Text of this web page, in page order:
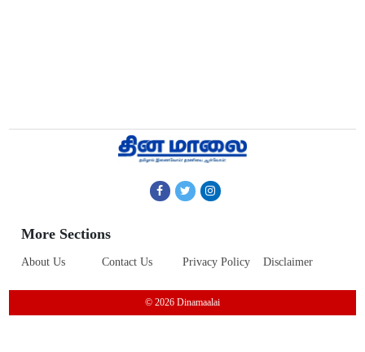
More Sections
About Us Contact Us Privacy Policy Disclaimer
© 2026 Dinamaalai